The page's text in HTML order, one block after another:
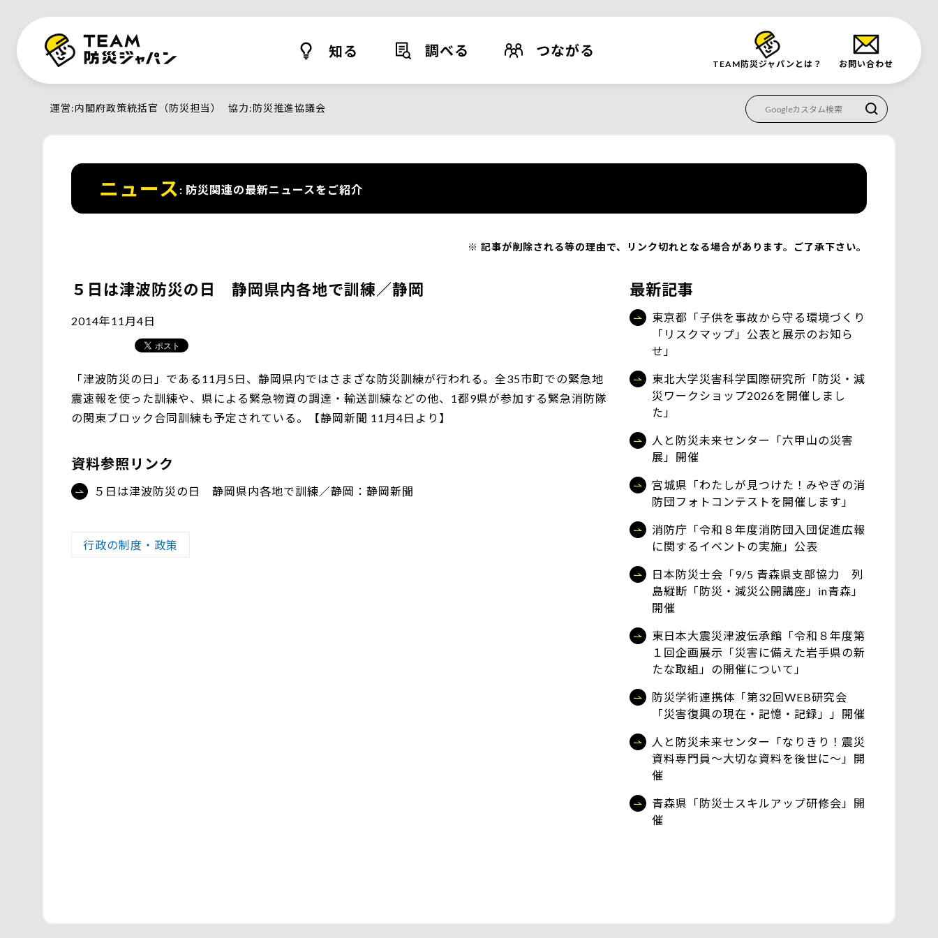
知る 調べる つながる
TEAM防災ジャパンとは？ お問い合わせ
運営 内閣府政策統括官（防災担当） 協力 防災推進協議会
ニュース 防災関連の最新ニュースをご紹介
記事が削除される等の理由で、リンク切れとなる場合があります。ご了承下さい。
５日は津波防災の日 静岡県内各地で訓練／静岡
2014年11月4日
「津波防災の日」である11月5日、静岡県内ではさまざな防災訓練が行われる。全35市町での緊急地
震速報を使った訓練や、県による緊急物資の調達・輸送訓練などの他、1都9県が参加する緊急消防隊
の関東ブロック合同訓練も予定されている。【静岡新聞 11月4日より】
資料参照リンク
５日は津波防災の日 静岡県内各地で訓練／静岡：静岡新聞
行政の制度・政策
最新記事
東京都「子供を事故から守る環境づくり
「リスクマップ」公表と展示のお知ら
せ」
東北大学災害科学国際研究所「防災・減
災ワークショップ2026を開催しまし
た」
人と防災未来センター「六甲山の災害
展」開催
宮城県「わたしが見つけた！みやぎの消
防団フォトコンテストを開催します」
消防庁「令和８年度消防団入団促進広報
に関するイベントの実施」公表
日本防災士会「9/5 青森県支部協力 列
島縦断「防災・減災公開講座」in青森」
開催
東日本大震災津波伝承館「令和８年度第
１回企画展示「災害に備えた岩手県の新
たな取組」の開催について」
防災学術連携体「第32回WEB研究会
「災害復興の現在・記憶・記録」」開催
人と防災未来センター「なりきり！震災
資料専門員～大切な資料を後世に～」開
催
青森県「防災士スキルアップ研修会」開
催